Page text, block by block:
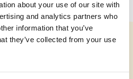
about your use of our site with
and analytics partners who
information that you’ve
they’ve collected from your use